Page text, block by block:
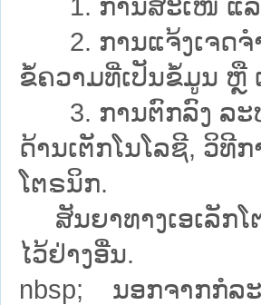
2. ການແຈ້ງເຈດຈ
ຂໍ້ຄວາມທີ່ເປັນຂໍ້ມູນ ຫຼື
3. ການຕົກລົງ ລະຫ
ດ້ານເຕັກໂນໂລຊີ, ວິທີ
ໂຕຣນິກ.
ສັນຍາທາງເອເລັກໂ
ໄວ້ຢ່າງອື່ນ.
nbsp; ນອກຈາກກໍລະ